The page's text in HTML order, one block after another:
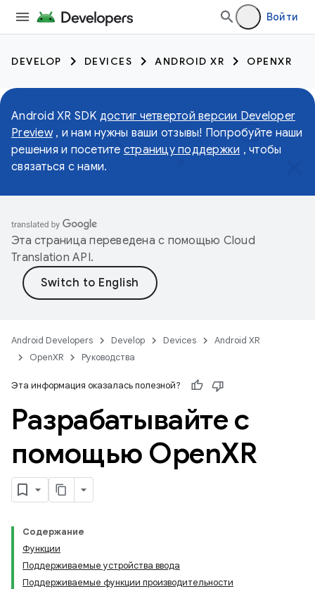
Войти
DEVELOP DEVICES ANDROID XR OPENXR
Android XR SDK достиг четвертой версии Developer
Preview, и нам нужны ваши отзывы! Попробуйте наши
решения и посетите страницу поддержки , чтобы
связаться с нами.
Эта страница переведена с помощью Cloud
Translation API.
Android Developers Develop Devices
Android XR
OpenXR
Руководства
Эта информация оказалась полезной?
Разрабатывайте с
помощью OpenXR
Содержание
Функции
Поддерживаемые устройства ввода
Поддерживаемые функции производительности